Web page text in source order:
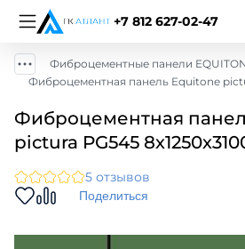
+7 812 627-02-47
Фиброцементные панели
Фиброцементная панель Equitone
Фиброцементная
pictura PG545
5 отзывов
Поделиться